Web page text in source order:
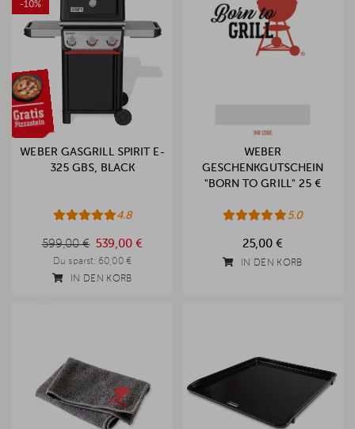
-10%
WEBER GASGRILL SPIRIT E-
325 GBS, BLACK
4.8
599,00 € 539,00 €
Du sparst: 60,00 €
IN DEN KORB
WEBER
GESCHENKGUTSCHEIN
"BORN TO GRILL" 25 €
5.0
25,00 €
IN DEN KORB